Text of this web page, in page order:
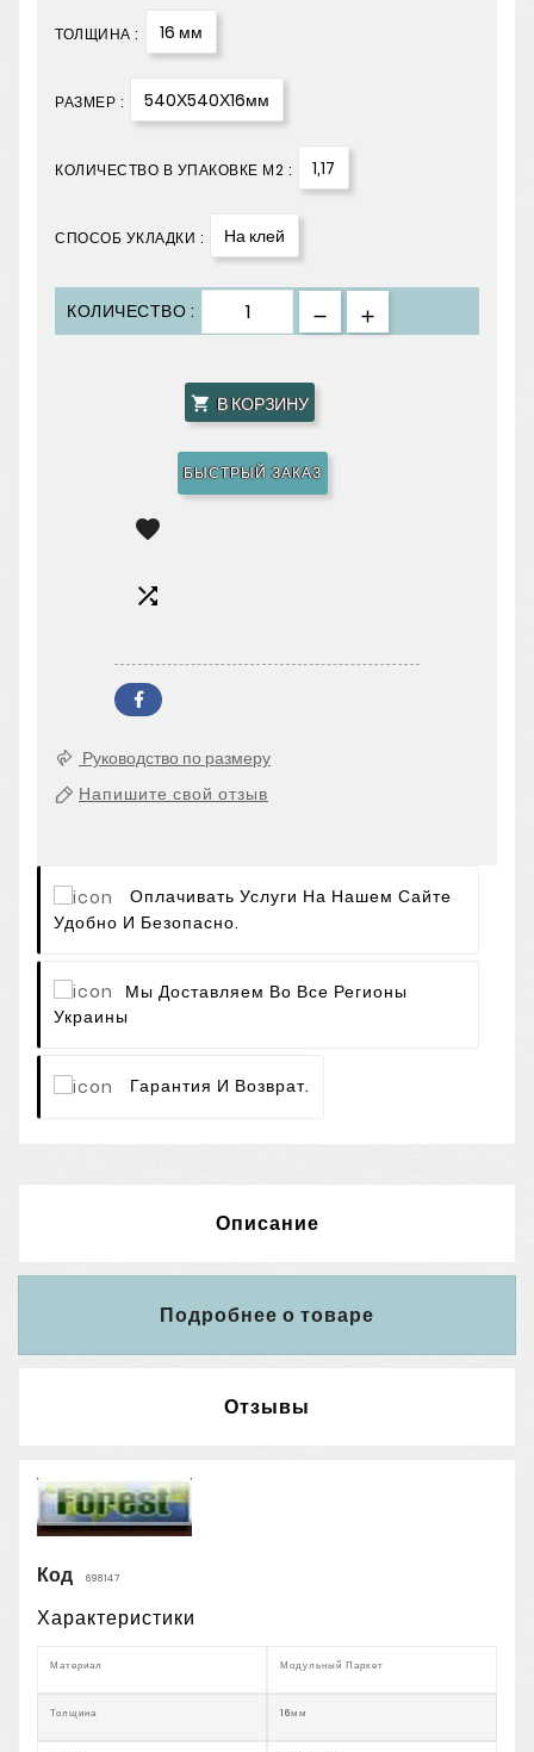
ТОЛЩИНА : 16 мм
РАЗМЕР : 540Х540Х16мм
КОЛИЧЕСТВО В УПАКОВКЕ М2 : 1,17
СПОСОБ УКЛАДКИ : На клей
КОЛИЧЕСТВО :
 В КОРЗИНУ
БЫСТРЫЙ ЗАКАЗ


Руководство по размеру
Напишите свой отзыв
Оплачивать Услуги На Нашем Сайте
Удобно И Безопасно.
Мы Доставляем Во Все Регионы
Украины
Гарантия И Возврат.
Описание
Подробнее о товаре
Отзывы
Код 698147
Характеристики
Материал Модульный Паркет
Толщина 16мм